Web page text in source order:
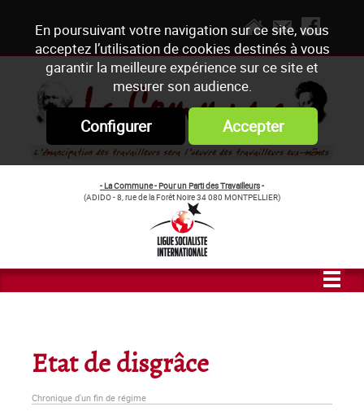
En poursuivant votre navigation sur ce site, vous
acceptez l’utilisation de cookies destinés à vous
garantir la meilleure expérience sur ce site et
mesurer son audience.
Configurer Accepter
- La Commune - Pour un Parti des Travailleurs-
(ADIDO - 8, rue de la Forêt Noire 34 080 MONTPELLIER)
Etat de disgrâce
Chronique d'un fin de régime